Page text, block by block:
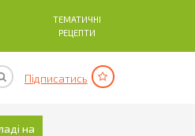
ТЕМАТИЧНІ
РЕЦЕПТИ
Підписатись
на